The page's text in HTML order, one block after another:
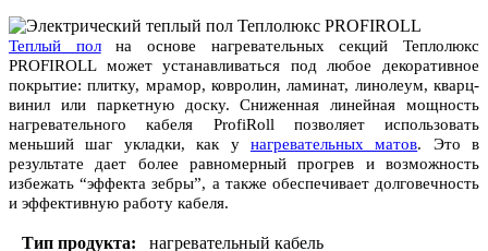
Теплый полна основе нагревательных секций Теплолюкс
PROFIROLL может устанавливаться под любое декоративное
покрытие: плитку, мрамор, ковролин, ламинат, линолеум, кварц-
винил или паркетную доску. Сниженная линейная мощность
нагревательного кабеля ProfiRoll позволяет использовать
меньший шаг укладки, как у нагревательных матов. Это в
результате дает более равномерный прогрев и возможность
избежать “эффекта зебры”, а также обеспечивает долговечность
и эффективную работу кабеля.
Тип продукта: нагревательный кабель